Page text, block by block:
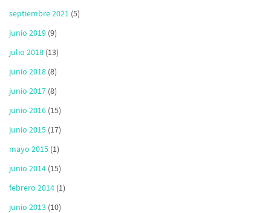
septiembre 2021 (5)
junio 2019 (9)
julio 2018 (13)
junio 2018 (8)
junio 2017 (8)
junio 2016 (15)
junio 2015 (17)
mayo 2015 (1)
junio 2014 (15)
febrero 2014 (1)
junio 2013 (10)